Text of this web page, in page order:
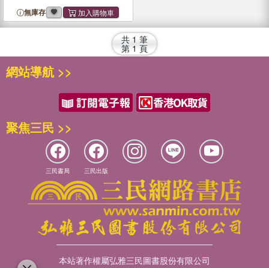
無庫存
共 1 筆
第 1 頁
網站導航 >>
聚焦三民 >>
三民書局 三民出版
本站著作權屬弘雅三民圖書股份有限公司